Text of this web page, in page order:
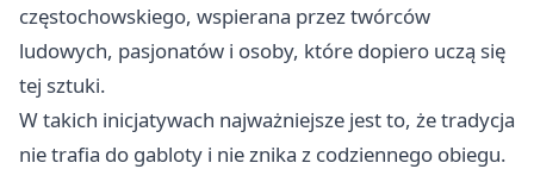
częstochowskiego, wspierana przez twórców
ludowych, pasjonatów i osoby, które dopiero uczą się
tej sztuki.
W takich inicjatywach najważniejsze jest to, że tradycja
nie trafia do gabloty i nie znika z codziennego obiegu.